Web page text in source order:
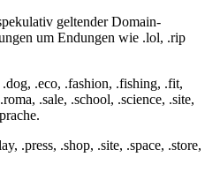
geltender Domain-
um Endungen wie .lol, .rip
.eco, .fashion, .fishing, .fit,
.sale, .school, .science, .site,
.press, .shop, .site, .space, .store,